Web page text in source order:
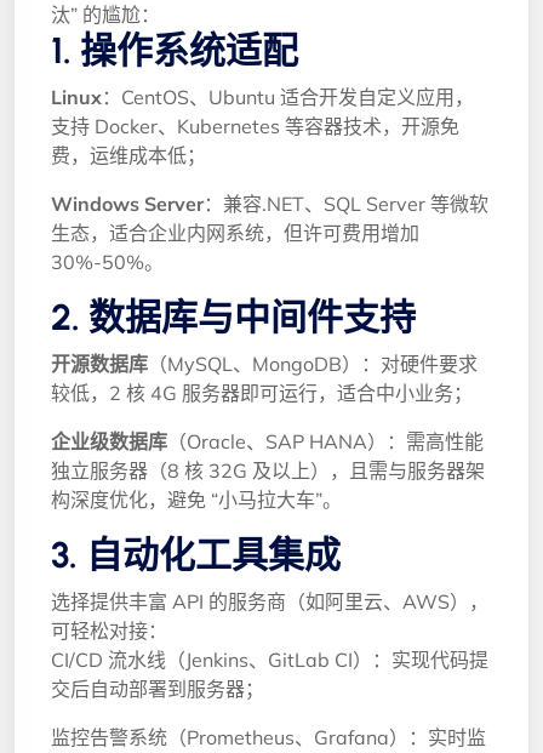
汰” 的尴尬：
1. 操作系统适配
Linux：CentOS、Ubuntu 适合开发自定义应用，
支持 Docker、Kubernetes 等容器技术，开源免
费，运维成本低；
Windows Server：兼容.NET、SQL Server 等微软
生态，适合企业内网系统，但许可费用增加
30%-50%。
2. 数据库与中间件支持
开源数据库 （MySQL、MongoDB）：对硬件要求
较低，2 核 4G 服务器即可运行，适合中小业务；
企业级数据库 （Oracle、SAP HANA）：需高性能
独立服务器（8 核 32G 及以上），且需与服务器架
构深度优化，避免 “小马拉大车”。
3. 自动化工具集成
选择提供丰富 API 的服务商（如阿里云、AWS），
可轻松对接：
CI/CD 流水线（Jenkins、GitLab CI）：实现代码提
交后自动部署到服务器；
监控告警系统（Prometheus、Grafana）：实时监